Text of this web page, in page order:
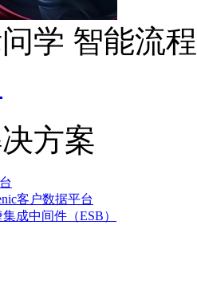
学 智能流
方案
客户数据平台
成中间件（ESB）